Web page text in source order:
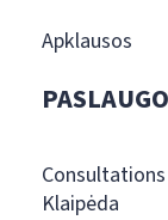
Apklausos
Klaipėda